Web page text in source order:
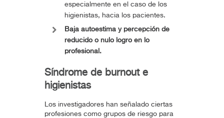
especialmente en el caso de los
higienistas, hacia los pacientes.
Baja autoestima y percepción de
reducido o nulo logro en lo
profesional.
Síndrome de burnout e
higienistas
Los investigadores han señalado ciertas
profesiones como grupos de riesgo para